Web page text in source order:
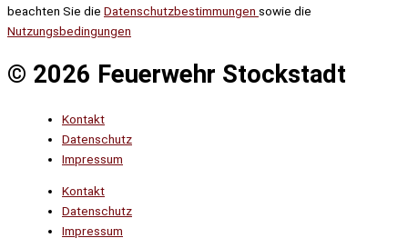
beachten Sie die Datenschutzbestimmungen sowie die
Nutzungsbedingungen
© 2026 Feuerwehr Stockstadt
Kontakt
Datenschutz
Impressum
Kontakt
Datenschutz
Impressum